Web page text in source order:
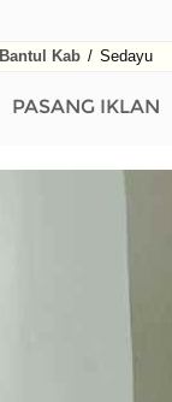
Bantul Kab / Sedayu
PASANG IKLAN